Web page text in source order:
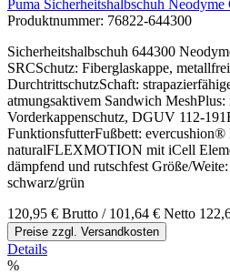
Puma Sicherheitshalbschuh
Produktnummer: 76822-644300
Sicherheitshalbschuh 644300
SRCSchutz: Fiberglaskappe,
DurchtrittschutzSchaft:
atmungsaktivem Sandwich
Vorderkappenschutz, DGUV 112-
FunktionsfutterFußbett:
naturalFLEXMOTION mit iCell
dämpfend und rutschfest Größe/
schwarz/grün
120,95 € Brutto / 101,64 € Netto
Preise zzgl. Versandkosten
Details
%